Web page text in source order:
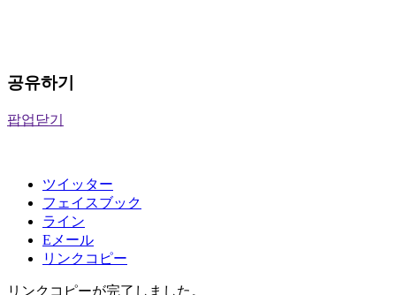
공유하기
팝업닫기
ツイッター
フェイスブック
ライン
Eメール
リンクコピー
リンクコピーが完了しました。